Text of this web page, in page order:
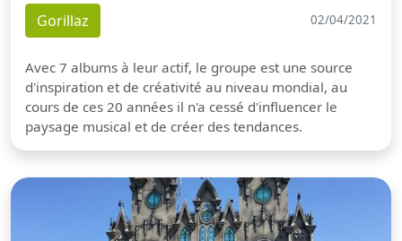
Gorillaz 02/04/2021
Avec 7 albums à leur actif, le groupe est une source
d'inspiration et de créativité au niveau mondial, au
cours de ces 20 années il n'a cessé d'influencer le
paysage musical et de créer des tendances.